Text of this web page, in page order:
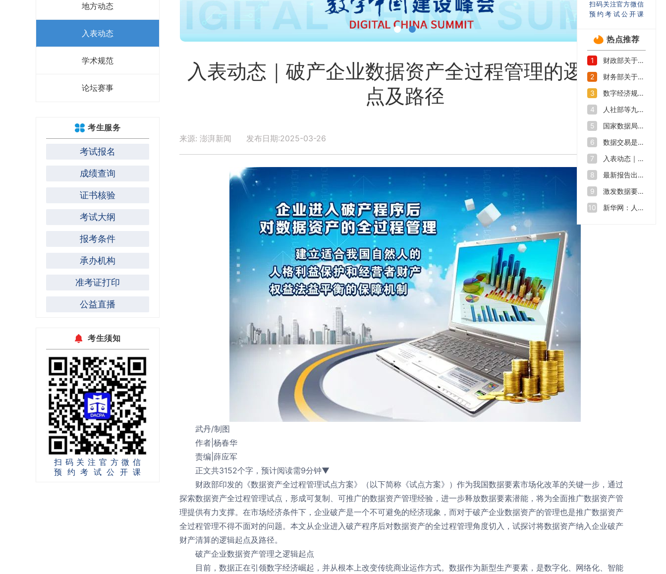
扫码关注官方微信
预约考试公开课
热点推荐
1
财政部关于印发《企业数据资源相关会计处理暂行规定》的通知
2
财务部关于印发《关于加强数据资产管理的指导意见》的通知
3
数字经济规模持续扩大 如何抓好数字人才培养机遇期
4
人社部等九部门印发《加快数字人才培育支撑数字经济发展行动方案》
5
国家数据局等部门关于促进企业数据资源开发利用的意见
6
数据交易是什么？如何让“沉睡”的数据资源“活”起来
7
入表动态｜数据也能拿来融资 全球数源中心南沙启用
8
最新报告出炉！2023年我国数据生产总量达32.85ZB
9
激发数据要素价值 助力数字中国建设——第七届数字中国建设峰会开幕
10
新华网：人才缺口在2500万至3000万，中国数字人才培育行动方案出炉
地方动态
入表动态
学术规范
论坛赛事
考生服务
考试报名
成绩查询
证书核验
考试大纲
报考条件
承办机构
准考证打印
公益直播
考生须知
扫码关注官方微信
预约考试公开课
入表动态｜破产企业数据资产全过程管理的逻辑起
点及路径
来源: 澎湃新闻 发布日期:2025-03-26
武丹/制图
作者|杨春华
责编|薛应军
正文共3152个字，预计阅读需9分钟▼
财政部印发的《数据资产全过程管理试点方案》（以下简称《试点方案》）作为我国数据要素市场化改革的关键一步，通过
探索数据资产全过程管理试点，形成可复制、可推广的数据资产管理经验，进一步释放数据要素潜能，将为全面推广数据资产管
理提供有力支撑。在市场经济条件下，企业破产是一个不可避免的经济现象，而对于破产企业数据资产的管理也是推广数据资产
全过程管理不得不面对的问题。本文从企业进入破产程序后对数据资产的全过程管理角度切入，试探讨将数据资产纳入企业破产
财产清算的逻辑起点及路径。
破产企业数据资产管理之逻辑起点
目前，数据正在引领数字经济崛起，并从根本上改变传统商业运作方式。数据作为新型生产要素，是数字化、网络化、智能